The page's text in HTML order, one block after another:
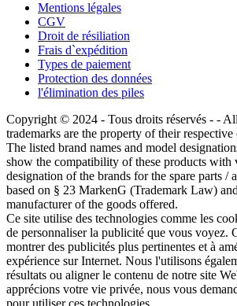
Mentions légales
CGV
Droit de résiliation
Frais d`expédition
Types de paiement
Protection des données
l'élimination des piles
Copyright © 2024 - Tous droits réservés - -
trademarks are the property of their respective
The listed brand names and model
show the compatibility of these products with
designation of the brands for the spare parts /
based on § 23 MarkenG (Trademark Law)
manufacturer of the goods offered.
Ce site utilise des technologies comme les
de personnaliser la publicité que vous voyez.
montrer des publicités plus pertinentes et à
expérience sur Internet. Nous l'utilisons
résultats ou aligner le contenu de notre site
apprécions votre vie privée, nous vous
pour utiliser ces technologies.